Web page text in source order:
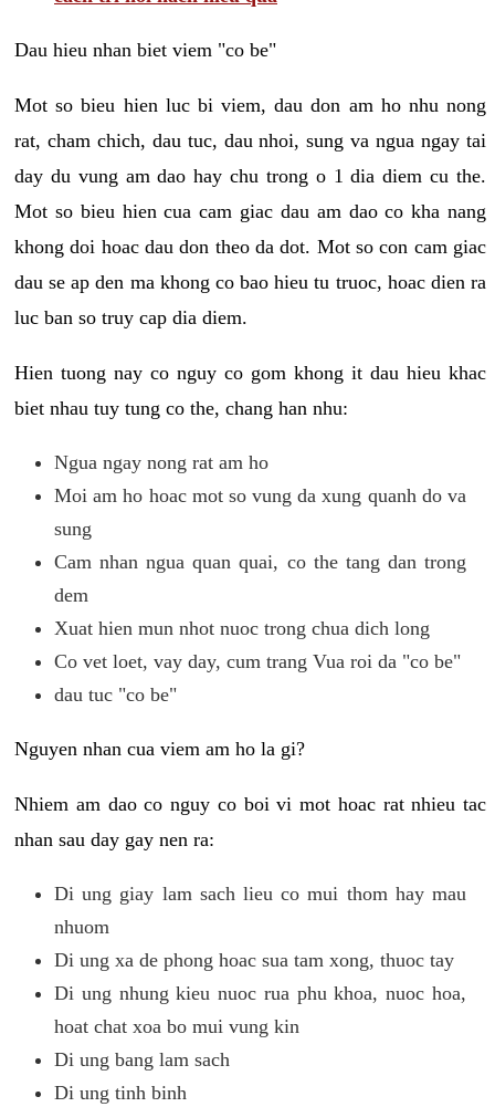
Dau hieu nhan biet viem "co be"
Mot so bieu hien luc bi viem, dau don am ho nhu nong
rat, cham chich, dau tuc, dau nhoi, sung va ngua ngay tai
day du vung am dao hay chu trong o 1 dia diem cu the.
Mot so bieu hien cua cam giac dau am dao co kha nang
khong doi hoac dau don theo da dot. Mot so con cam giac
dau se ap den ma khong co bao hieu tu truoc, hoac dien ra
luc ban so truy cap dia diem.
Hien tuong nay co nguy co gom khong it dau hieu khac
biet nhau tuy tung co the, chang han nhu:
Ngua ngay nong rat am ho
Moi am ho hoac mot so vung da xung quanh do va
sung
Cam nhan ngua quan quai, co the tang dan trong
dem
Xuat hien mun nhot nuoc trong chua dich long
Co vet loet, vay day, cum trang Vua roi da "co be"
dau tuc "co be"
Nguyen nhan cua viem am ho la gi?
Nhiem am dao co nguy co boi vi mot hoac rat nhieu tac
nhan sau day gay nen ra:
Di ung giay lam sach lieu co mui thom hay mau
nhuom
Di ung xa de phong hoac sua tam xong, thuoc tay
Di ung nhung kieu nuoc rua phu khoa, nuoc hoa,
hoat chat xoa bo mui vung kin
Di ung bang lam sach
Di ung tinh binh